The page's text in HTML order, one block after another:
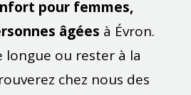
pour femmes,
âgées à Évron.
longue ou rester à la
chez nous des